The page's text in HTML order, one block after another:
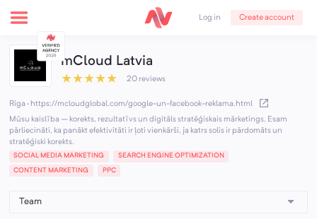
Log in Create account
mCloud Latvia
★★★★★ 20 reviews
Riga · https://mcloudglobal.com/google-un-facebook-reklama.html
Mūsu kaislība – korekts, rezultatīvs un digitāls stratēģiskais mārketings. Esam
pārliecināti, ka panākt efektivitāti ir ļoti vienkārši, ja katrs solis ir pārdomāts un
stratēģiski korekts.
SOCIAL MEDIA MARKETING SEARCH ENGINE OPTIMIZATION
CONTENT MARKETING PPC